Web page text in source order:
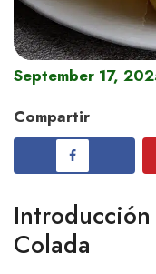
September 17,
Compartir
Colada